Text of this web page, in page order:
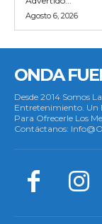
Agosto 6, 2026
ONDA
Desde 2014 Somos
Entretenimiento. Un
Para Ofrecerle Los
Contáctanos: